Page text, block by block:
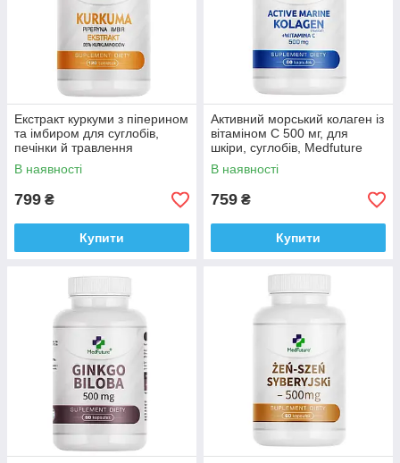
Екстракт куркуми з піперином
та імбиром для суглобів,
печінки й травлення
MedFuture Turmeric 120
таблеток Доставка з ЄС
В наявності
799 ₴
Купити
Активний морський колаген із
вітаміном C 500 мг, для
шкіри, суглобів, Medfuture
Active Marine Collagen 60
капсул Доставка з ЄС
В наявності
759 ₴
Купити